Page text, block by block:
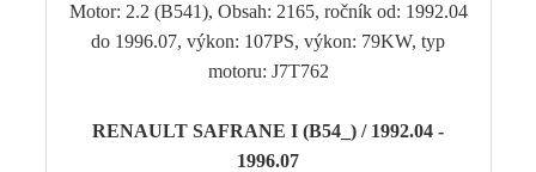
Motor: 2.2 (B541), Obsah: 2165, ročník od: 1992.04
do 1996.07, výkon: 107PS, výkon: 79KW, typ
motoru: J7T762
RENAULT SAFRANE I (B54_) / 1992.04 -
1996.07